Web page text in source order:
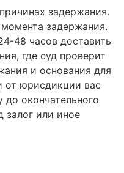
задержания.
задержания.
48 часов доставить
где суд проверит
и основания для
от юрисдикции вас
окончательного
залог или иное